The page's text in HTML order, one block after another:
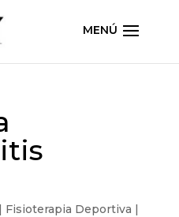
Fisioterapia Deportiva |